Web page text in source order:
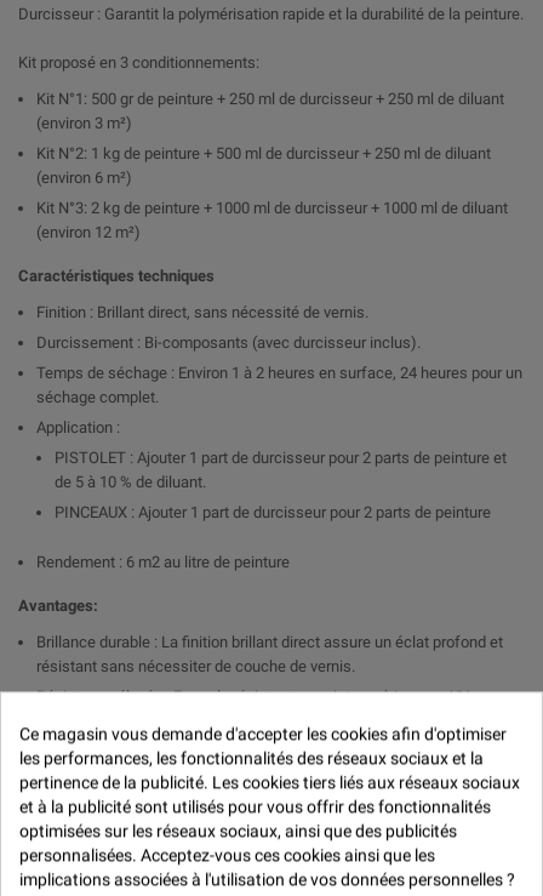
Durcisseur : Garantit la polymérisation rapide et la durabilité de la peinture.
Kit proposé en 3 conditionnements:
Kit N°1: 500 gr de peinture + 250 ml de durcisseur + 250 ml de diluant
(environ 3 m²)
Kit N°2: 1 kg de peinture + 500 ml de durcisseur + 250 ml de diluant
(environ 6 m²)
Kit N°3: 2 kg de peinture + 1000 ml de durcisseur + 1000 ml de diluant
(environ 12 m²)
Caractéristiques techniques
Finition : Brillant direct, sans nécessité de vernis.
Durcissement : Bi-composants (avec durcisseur inclus).
Temps de séchage : Environ 1 à 2 heures en surface, 24 heures pour un
séchage complet.
Application :
PISTOLET : Ajouter 1 part de durcisseur pour 2 parts de peinture et
de 5 à 10 % de diluant.
PINCEAUX : Ajouter 1 part de durcisseur pour 2 parts de peinture
Rendement : 6 m2 au litre de peinture
Avantages:
Brillance durable : La finition brillant direct assure un éclat profond et
résistant sans nécessiter de couche de vernis.
Résistance élevée : Formule résistante aux intempéries, aux UV, aux
Application uniforme : Bonne fluidité pour une application homogène et
un rendu professionnel.
Temps de séchage rapide : Assure une efficacité optimale pour les
travaux nécessitant un séchage rapide.
Applications :
Ce magasin vous demande d'accepter les cookies afin d'optimiser
les performances, les fonctionnalités des réseaux sociaux et la
pertinence de la publicité. Les cookies tiers liés aux réseaux sociaux
et à la publicité sont utilisés pour vous offrir des fonctionnalités
optimisées sur les réseaux sociaux, ainsi que des publicités
personnalisées. Acceptez-vous ces cookies ainsi que les
implications associées à l'utilisation de vos données personnelles ?